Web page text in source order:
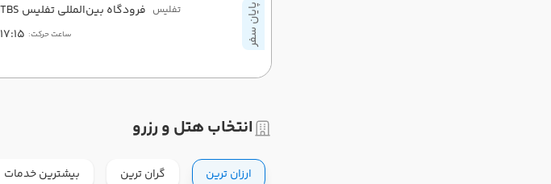
پایان سفر تفلیس فرودگاه بین‌المللی تفلیس TBS
ساعت حرکت: 17:15
انتخاب هتل و رزرو
ارزان ترین گران ترین بیشترین خدمات